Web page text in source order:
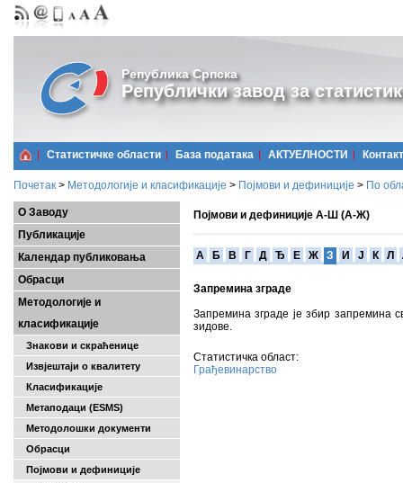
Република Српска
Републички завод за
Статистичке области Базa података АКТУЕЛНОСТИ Контакт
Почетак > Методологије и класификације > Појмови и дефиниције > По
О Заводу
Публикације
Календар публиковања
Обрасци
Методологије и
класификације
Знакови и скраћенице
Извјештаји о квалитету
Класификације
Метаподаци (ESMS)
Методолошки документи
Обрасци
Појмови и дефиниције
Појмови и дефиниције А-Ш (А-Ж)
A Б В Г Д Ђ Е Ж З И Ј К Л
Запремина зграде
Запремина зграде је збир запремина
зидове.
Статистичка област:
Грађевинарство